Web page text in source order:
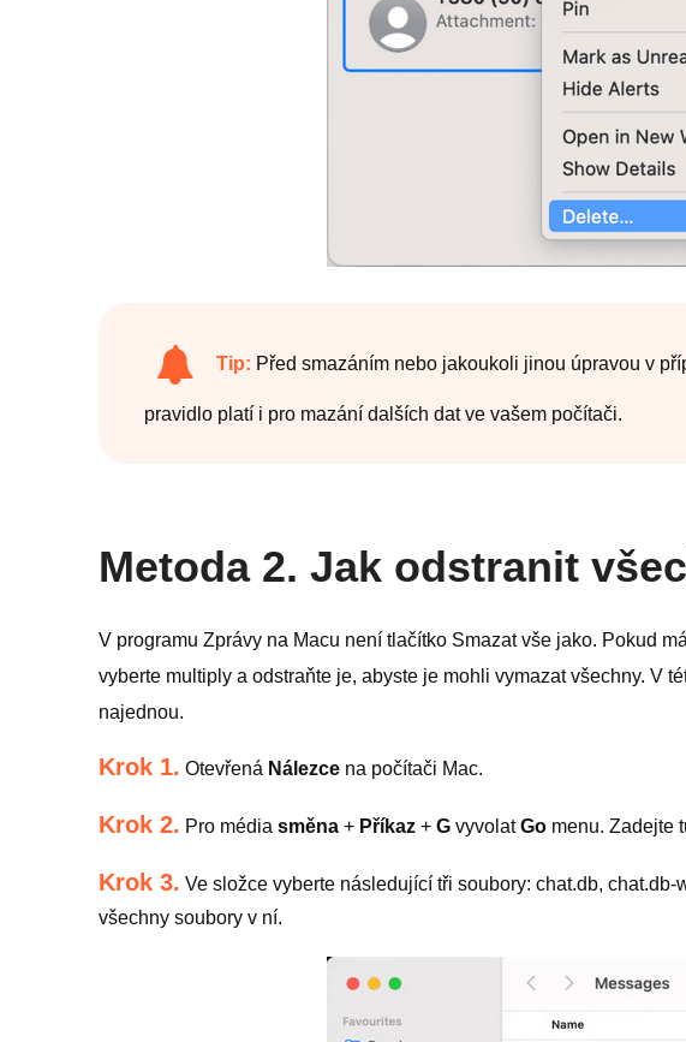
Tip: Před smazáním nebo jakoukoli jinou úpravou v
pravidlo platí i pro mazání dalších dat ve vašem počítači.
Metoda 2. Jak odstranit
V programu Zprávy na Macu není tlačítko Smazat vše jako. Pokud
vyberte multiply a odstraňte je, abyste je mohli vymazat všechny. V
najednou.
Krok 1. Otevřená Nálezce na počítači Mac.
Krok 2. Pro média směna + Příkaz + G vyvolatGo menu. Zadejte
Krok 3. Ve složce vyberte následující tři soubory: chat.db,
všechny soubory v ní.